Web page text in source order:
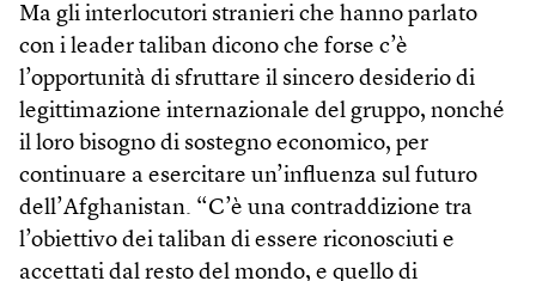
Ma gli interlocutori stranieri che hanno parlato
con i leader taliban dicono che forse c’è
l’opportunità di sfruttare il sincero desiderio di
legittimazione internazionale del gruppo, nonché
il loro bisogno di sostegno economico, per
continuare a esercitare un’influenza sul futuro
dell’Afghanistan. “C’è una contraddizione tra
l’obiettivo dei taliban di essere riconosciuti e
accettati dal resto del mondo, e quello di